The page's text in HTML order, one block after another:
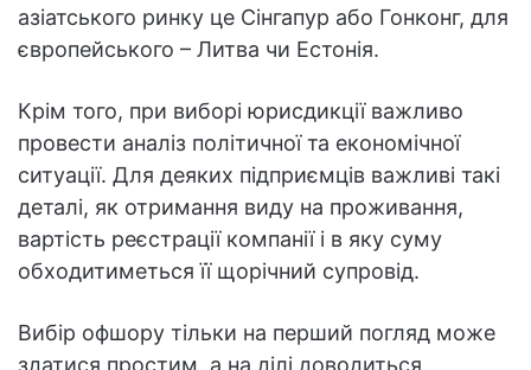
азіатського ринку це Сінгапур або Гонконг, для
європейського – Литва чи Естонія.
Крім того, при виборі юрисдикції важливо
провести аналіз політичної та економічної
ситуації. Для деяких підприємців важливі такі
деталі, як отримання виду на проживання,
вартість реєстрації компанії і в яку суму
обходитиметься її щорічний супровід.
Вибір офшору тільки на перший погляд може